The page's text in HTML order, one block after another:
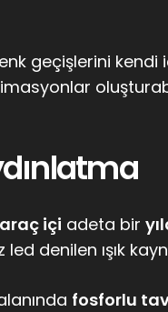
geçişlerini
araç içi adeta bir
led denilen ışık
fosforlu